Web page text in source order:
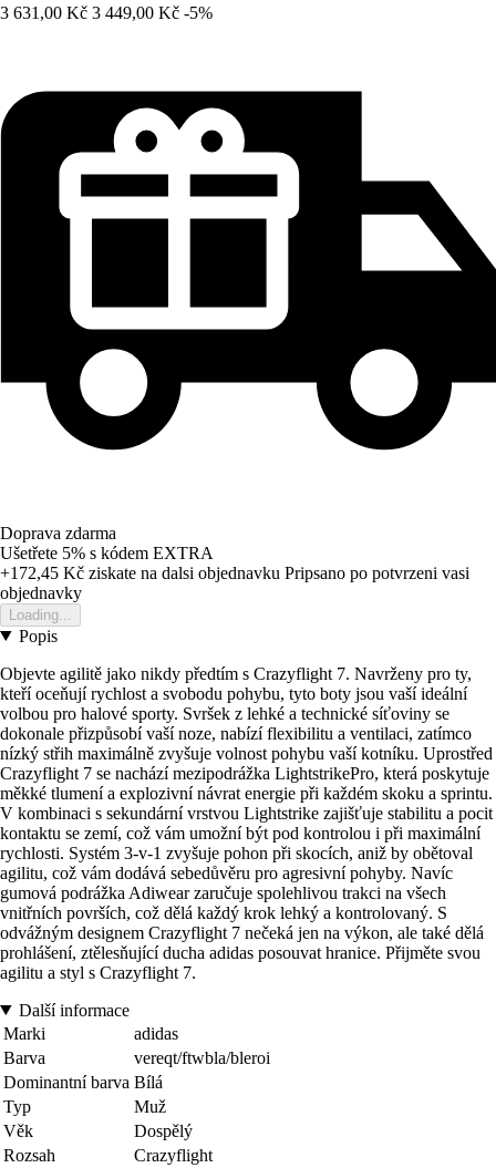
3 631,00 Kč 3 449,00 Kč -5%
Doprava zdarma
Ušetřete 5% s kódem EXTRA
+172,45 Kč ziskate na dalsi objednavku Pripsano po potvrzeni vasi
objednavky
Loading...
Popis
Objevte agilitě jako nikdy předtím s Crazyflight 7. Navrženy pro ty,
kteří oceňují rychlost a svobodu pohybu, tyto boty jsou vaší ideální
volbou pro halové sporty. Svršek z lehké a technické síťoviny se
dokonale přizpůsobí vaší noze, nabízí flexibilitu a ventilaci, zatímco
nízký střih maximálně zvyšuje volnost pohybu vaší kotníku. Uprostřed
Crazyflight 7 se nachází mezipodrážka LightstrikePro, která poskytuje
měkké tlumení a explozivní návrat energie při každém skoku a sprintu.
V kombinaci s sekundární vrstvou Lightstrike zajišťuje stabilitu a pocit
kontaktu se zemí, což vám umožní být pod kontrolou i při maximální
rychlosti. Systém 3-v-1 zvyšuje pohon při skocích, aniž by obětoval
agilitu, což vám dodává sebedůvěru pro agresivní pohyby. Navíc
gumová podrážka Adiwear zaručuje spolehlivou trakci na všech
vnitřních površích, což dělá každý krok lehký a kontrolovaný. S
odvážným designem Crazyflight 7 nečeká jen na výkon, ale také dělá
prohlášení, ztělesňující ducha adidas posouvat hranice. Přijměte svou
agilitu a styl s Crazyflight 7.
Další informace
Marki
adidas
Barva
vereqt/ftwbla/bleroi
Dominantní barva Bílá
Typ
Muž
Věk
Dospělý
Rozsah
Crazyflight